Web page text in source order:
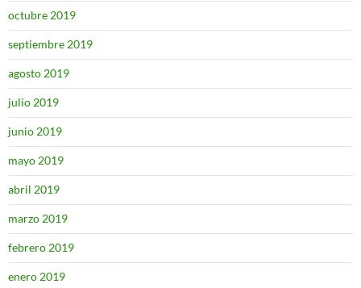
octubre 2019
septiembre 2019
agosto 2019
julio 2019
junio 2019
mayo 2019
abril 2019
marzo 2019
febrero 2019
enero 2019